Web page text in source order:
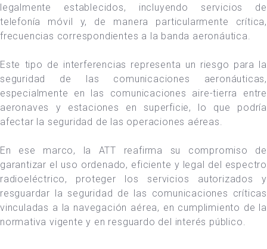
legalmente establecidos, incluyendo servicios de
telefonía móvil y, de manera particularmente crítica,
frecuencias correspondientes a la banda aeronáutica.
Este tipo de interferencias representa un riesgo para la
seguridad de las comunicaciones aeronáuticas,
especialmente en las comunicaciones aire-tierra entre
aeronaves y estaciones en superficie, lo que podría
afectar la seguridad de las operaciones aéreas.
En ese marco, la ATT reafirma su compromiso de
garantizar el uso ordenado, eficiente y legal del espectro
radioeléctrico, proteger los servicios autorizados y
resguardar la seguridad de las comunicaciones críticas
vinculadas a la navegación aérea, en cumplimiento de la
normativa vigente y en resguardo del interés público.